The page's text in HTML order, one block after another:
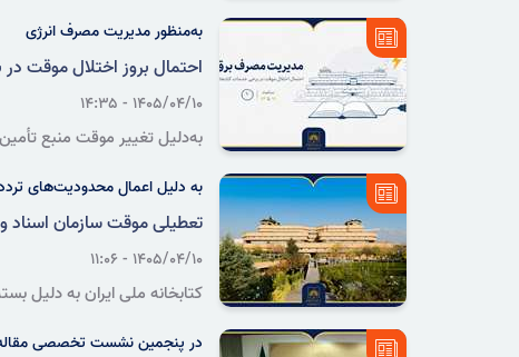
به‌منظور مدیریت مصرف انرژی
احتمال بروز اختلال موقت
۱۴۰۵/۰۴/۱۰ - ۱۴:۳۵
به‌دلیل تغییر موقت منبع
به دلیل اعمال محدودیت‌های
تعطیلی موقت سازمان اسناد و کتابخانه
۱۴۰۵/۰۴/۱۰ - ۱۱:۰۶
در پنجمین نشست تخصصی